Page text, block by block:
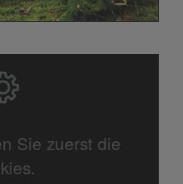
Sie zuerst die